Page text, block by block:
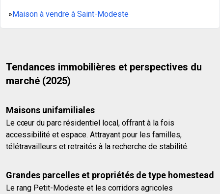
»Maison à vendre à Saint-Modeste
Tendances immobilières et perspectives du
marché (2025)
Maisons unifamiliales
Le cœur du parc résidentiel local, offrant à la fois
accessibilité et espace. Attrayant pour les familles,
télétravailleurs et retraités à la recherche de stabilité.
Grandes parcelles et propriétés de type homestead
Le rang Petit-Modeste et les corridors agricoles